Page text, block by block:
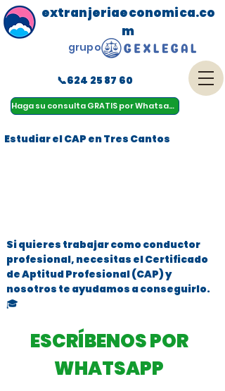
Haga su consulta GRATIS por Whatsapp
menu
extranjeriaeconomica.co
m
📞624 25 87 60
grupo
Estudiar el CAP en Tres Cantos
Si quieres trabajar como conductor
profesional, necesitas el Certificado
de Aptitud Profesional (CAP) y
nosotros te ayudamos a conseguirlo.
🎓
ESCRÍBENOS POR
WHATSAPP